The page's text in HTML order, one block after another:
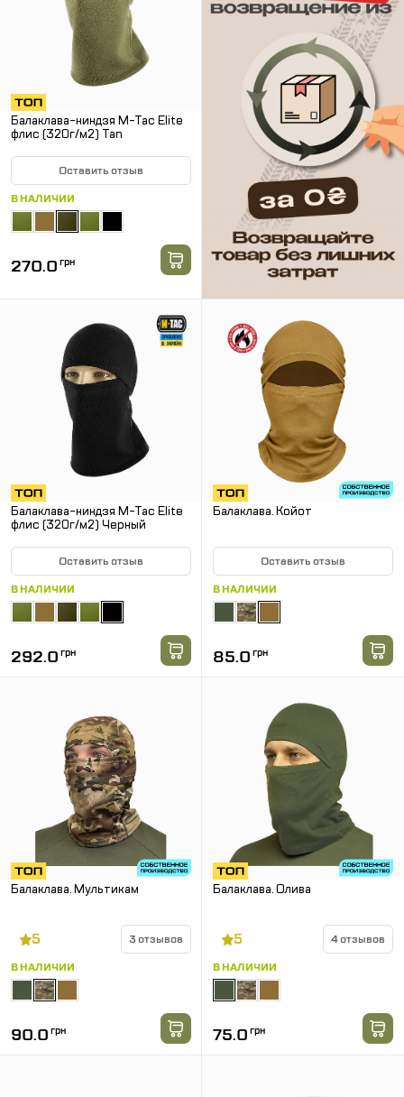
Балаклава-ниндзя M-Tac Elite
флис (320г/м2) Tan
Оставить отзыв
В НАЛИЧИИ
270.0 грн
Балаклава-ниндзя M-Tac Elite
флис (320г/м2) Черный
Оставить отзыв
В НАЛИЧИИ
292.0 грн
Балаклава. Койот
Оставить отзыв
В НАЛИЧИИ
85.0 грн
Балаклава. Мультикам
5 3 отзывов
В НАЛИЧИИ
90.0 грн
Балаклава. Олива
5 4 отзывов
В НАЛИЧИИ
75.0 грн